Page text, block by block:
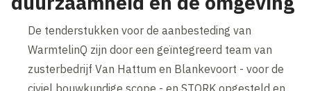
De tenderstukken voor de aanbesteding van
WarmtelinQ zijn door een geïntegreerd team van
zusterbedrijf Van Hattum en Blankevoort - voor de